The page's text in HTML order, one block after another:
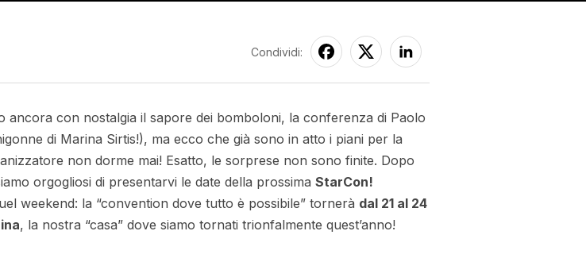
Condividi:
ancora con nostalgia il sapore dei bomboloni, la conferenza di Paolo
di Marina Sirtis!), ma ecco che già sono in atto i piani per la
non dorme mai! Esatto, le sorprese non sono finite. Dopo
orgogliosi di presentarvi le date della prossima StarCon!
weekend: la “convention dove tutto è possibile” tornerà dal 21 al 24
, la nostra “casa” dove siamo tornati trionfalmente quest’anno!